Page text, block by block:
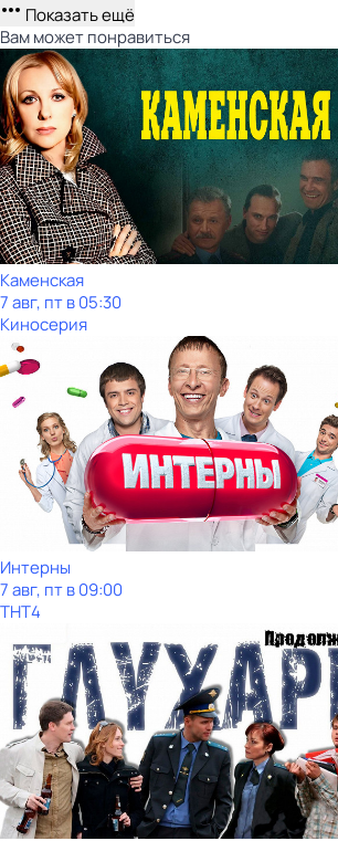
Показать ещё
Вам может понравиться
Каменская
7 авг, пт в 05:30
Киносерия
Интерны
7 авг, пт в 09:00
ТНТ4